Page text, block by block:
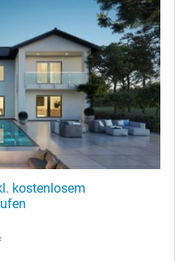
kostenlosem